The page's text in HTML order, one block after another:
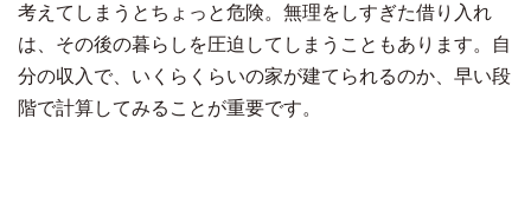
考えてしまうとちょっと危険。無理をしすぎた借り入れ
は、その後の暮らしを圧迫してしまうこともあります。自
分の収入で、いくらくらいの家が建てられるのか、早い段
階で計算してみることが重要です。